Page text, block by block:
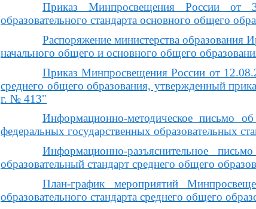
Приказ Минпросвещения России от
образовательного стандарта основного общего
Распоряжение министерства
начального общего и основного общего
Приказ Минпросвещения России от
среднего общего образования, утвержденный
г. № 413"
Информационно-методическое письмо
федеральных государственных образовательных
Информационно-разъяснительное
образовательный стандарт среднего общего
План-график мероприятий
образовательного стандарта среднего общего